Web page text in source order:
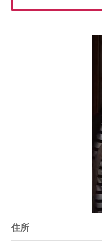
住所